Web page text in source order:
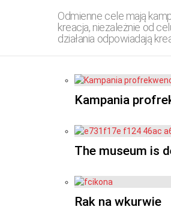
Odmienne cele mają
kreacja, niezależnie od
działania odpowiadają
ARTYKUŁY
ADMONKEY
Lama
wysokości
Pij mleko!
stało, że
ARTYKUŁY
Kampania
The museum is
Rak na wkurwie